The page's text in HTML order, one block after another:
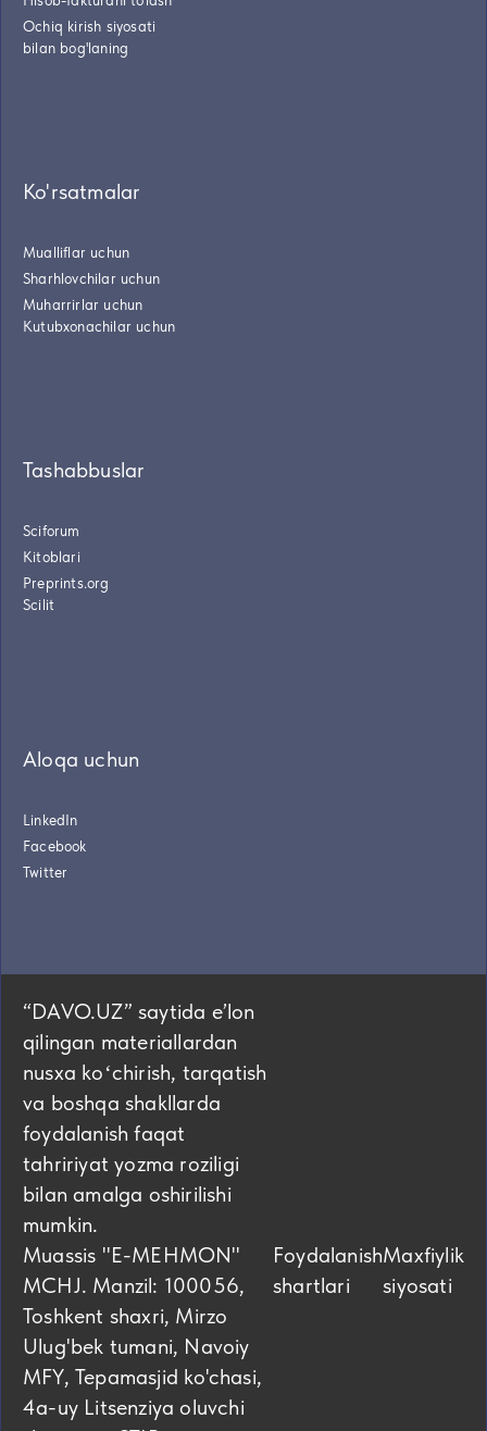
Ochiq kirish siyosati
bilan bog'laning
Ko'rsatmalar
Mualliflar uchun
Sharhlovchilar uchun
Muharrirlar uchun
Kutubxonachilar uchun
Tashabbuslar
Sciforum
Kitoblari
Preprints.org
Scilit
Aloqa uchun
LinkedIn
Facebook
Twitter
“DAVO.UZ” saytida eʼlon
qilingan materiallardan
nusxa koʻchirish, tarqatish
va boshqa shakllarda
foydalanish faqat
tahririyat yozma roziligi
bilan amalga oshirilishi
mumkin.
Muassis "E-MEHMON"
MCHJ. Manzil: 100056,
Toshkent shaxri, Mirzo
Ulug'bek tumani, Navoiy
MFY, Tepamasjid ko'chasi,
4а-uy Litsenziya oluvchi
Foydalanish
shartlari
Maxfiylik
siyosati